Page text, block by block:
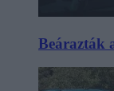
Beárazták